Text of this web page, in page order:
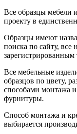
Все образцы мебели
проекту в
Образцы имеют
поиска по сайту, все
Все мебельные
образцов по цвету,
способами монтажа
фурнитуры.
Способ монтажа и
выбирается